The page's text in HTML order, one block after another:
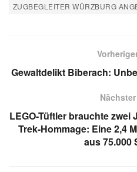
ZUGBEGLEITER WÜRZBURG
Gewaltdelikt Biberach:
LEGO-Tüftler brauchte
Trek-Hommage: Eine 2,4
aus 75.000